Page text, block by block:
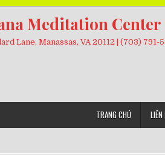
Meditation Center
Lane, Manassas, VA 20112 | (703) 791-
TRANG CHỦ LIÊN